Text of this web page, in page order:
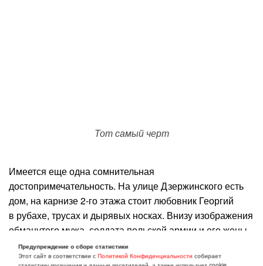
Тот самый черт
Имеется еще одна сомнительная
достопримечательность. На улице Дзержинского есть
дом, на карнизе 2-го этажа стоит любовник Георгий
в рубахе, трусах и дырявых носках. Внизу изображения
обманутого мужа, солдата польской армии и его жены,
которая приняла яд, после того, как ревнивый муж
застрелил Георгия. История печальной любви написана
Предупреждение о сборе статистики
Этот сайт в соответствии сПолитикой Конфиденциальности собирает